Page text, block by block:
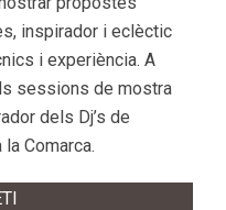
inspirador i eclèctic
i experiència. A
sessions de mostra
dels Dj’s de
Comarca.